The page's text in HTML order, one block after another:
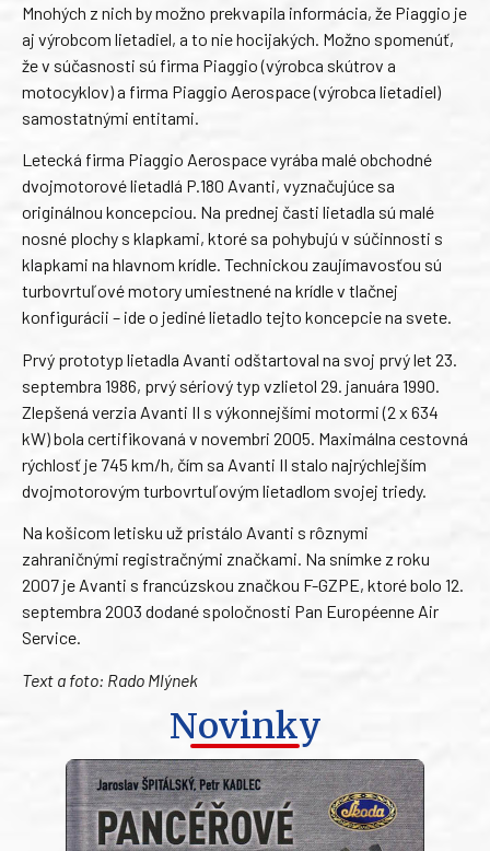
Mnohých z nich by možno prekvapila informácia, že Piaggio je
aj výrobcom lietadiel, a to nie hocijakých. Možno spomenúť,
že v súčasnosti sú firma Piaggio (výrobca skútrov a
motocyklov) a firma Piaggio Aerospace (výrobca lietadiel)
samostatnými entitami.
Letecká firma Piaggio Aerospace vyrába malé obchodné
dvojmotorové lietadlá P.180 Avanti, vyznačujúce sa
originálnou koncepciou. Na prednej časti lietadla sú malé
nosné plochy s klapkami, ktoré sa pohybujú v súčinnosti s
klapkami na hlavnom krídle. Technickou zaujímavosťou sú
turbovrtuľové motory umiestnené na krídle v tlačnej
konfigurácii – ide o jediné lietadlo tejto koncepcie na svete.
Prvý prototyp lietadla Avanti odštartoval na svoj prvý let 23.
septembra 1986, prvý sériový typ vzlietol 29. januára 1990.
Zlepšená verzia Avanti II s výkonnejšími motormi (2 x 634
kW) bola certifikovaná v novembri 2005. Maximálna cestovná
rýchlosť je 745 km/h, čím sa Avanti II stalo najrýchlejším
dvojmotorovým turbovrtuľovým lietadlom svojej triedy.
Na košicom letisku už pristálo Avanti s rôznymi
zahraničnými registračnými značkami. Na snímke z roku
2007 je Avanti s francúzskou značkou F-GZPE, ktoré bolo 12.
septembra 2003 dodané spoločnosti Pan Européenne Air
Service.
Text a foto: Rado Mlýnek
Novinky